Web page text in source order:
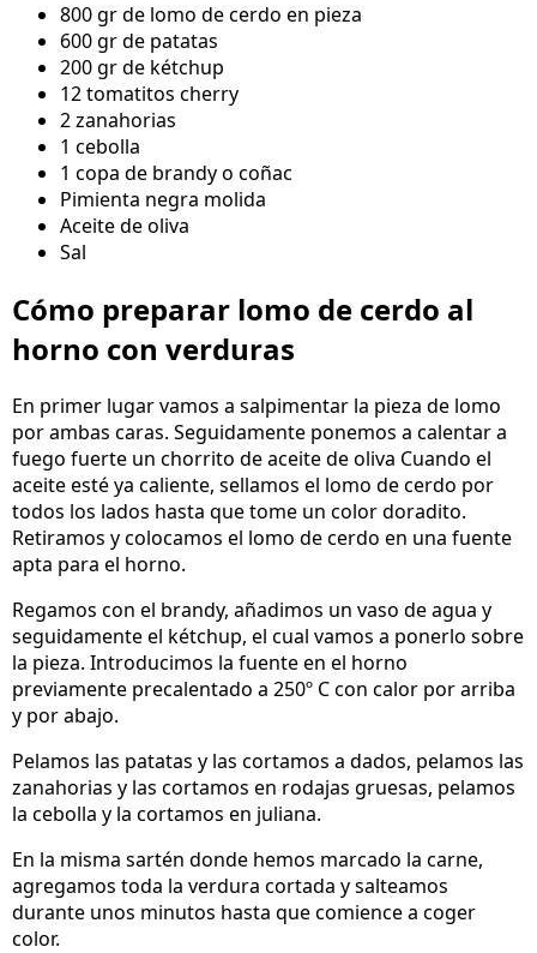
800 gr de lomo de cerdo en pieza
600 gr de patatas
200 gr de kétchup
12 tomatitos cherry
2 zanahorias
1 cebolla
1 copa de brandy o coñac
Pimienta negra molida
Aceite de oliva
Sal
Cómo preparar lomo de cerdo al
horno con verduras
En primer lugar vamos a salpimentar la pieza de lomo
por ambas caras. Seguidamente ponemos a calentar a
fuego fuerte un chorrito de aceite de oliva Cuando el
aceite esté ya caliente, sellamos el lomo de cerdo por
todos los lados hasta que tome un color doradito.
Retiramos y colocamos el lomo de cerdo en una fuente
apta para el horno.
Regamos con el brandy, añadimos un vaso de agua y
seguidamente el kétchup, el cual vamos a ponerlo sobre
la pieza. Introducimos la fuente en el horno
previamente precalentado a 250º C con calor por arriba
y por abajo.
Pelamos las patatas y las cortamos a dados, pelamos las
zanahorias y las cortamos en rodajas gruesas, pelamos
la cebolla y la cortamos en juliana.
En la misma sartén donde hemos marcado la carne,
agregamos toda la verdura cortada y salteamos
durante unos minutos hasta que comience a coger
color.